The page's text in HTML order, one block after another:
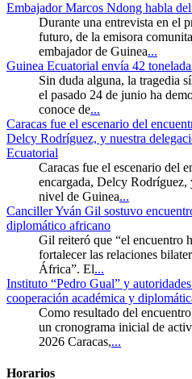
Embajador Marcos Ndong habla
Durante una entrevista en el
futuro, de la emisora
embajador de Guinea...
Guinea Ecuatorial envía 42
Sin duda alguna, la tragedia
el pasado 24 de junio ha
conoce de...
Caracas fue el escenario del
Delcy Rodríguez, y nuestra
Ecuatorial
Caracas fue el escenario del
encargada, Delcy Rodríguez,
nivel de Guinea...
Canciller Yván Gil sostuvo
diplomático africano
Gil reiteró que “el encuentro
fortalecer las relaciones
África”. El...
Instituto “Pedro Gual” y
cooperación académica y
Como resultado del
un cronograma inicial de
2026 Caracas,...
Horarios